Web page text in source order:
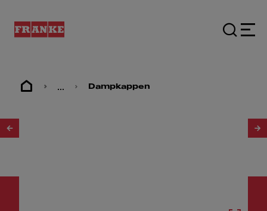
... Dampkappen